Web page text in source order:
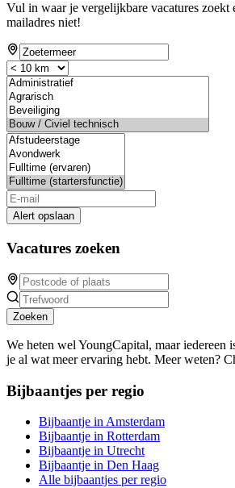
Vul in waar je vergelijkbare vacatures zoekt
mailadres niet!
Alert opslaan
Vacatures zoeken
Zoeken
We heten wel YoungCapital, maar iedereen
je al wat meer ervaring hebt. Meer weten?
Bijbaantjes per regio
Bijbaantje in Amsterdam
Bijbaantje in Rotterdam
Bijbaantje in Utrecht
Bijbaantje in Den Haag
Alle bijbaantjes per regio